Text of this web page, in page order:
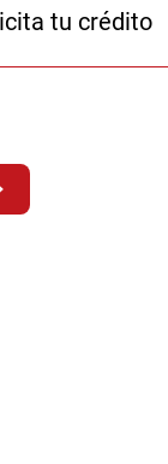
tu crédito